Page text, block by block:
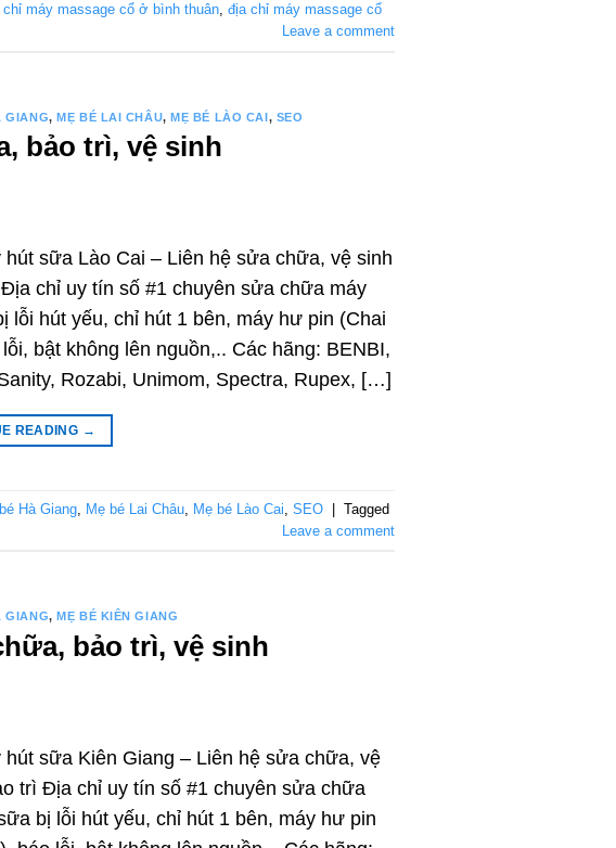
chỉ máy massage cổ ở bình thuân, địa chỉ máy massage cổ
Leave a comment
GIANG,MẸ BÉ LAI CHÂU,MẸ BÉ LÀO CAI, SEO
bảo trì, vệ sinh
hút sữa Lào Cai – Liên hệ sửa chữa, vệ sinh
chỉ uy tín số #1 chuyên sửa chữa máy
lỗi hút yếu, chỉ hút 1 bên, máy hư pin (Chai
bật không lên nguồn,.. Các hãng: BENBI,
Rozabi, Unimom, Spectra, Rupex, […]
READING →
Hà Giang, Mẹ bé Lai Châu, Mẹ bé Lào Cai SEO | Tagged
Leave a comment
GIANG,MẸ BÉ KIÊN GIANG
bảo trì, vệ sinh
hút sữa Kiên Giang – Liên hệ sửa chữa, vệ
trì Địa chỉ uy tín số #1 chuyên sửa chữa
bị lỗi hút yếu, chỉ hút 1 bên, máy hư pin